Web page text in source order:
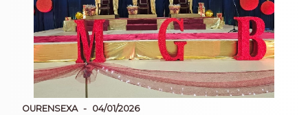
OURENSEXA 04/01/2026